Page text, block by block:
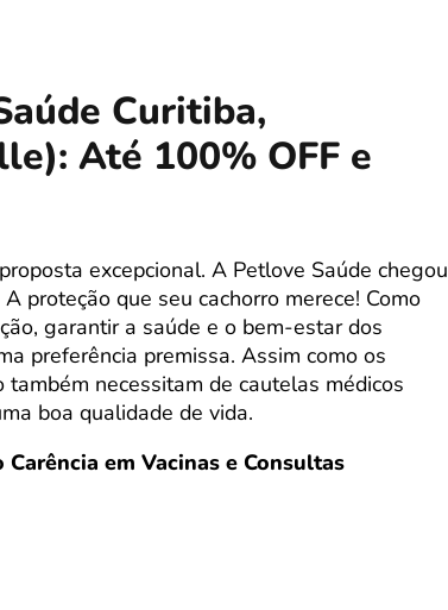
Curitiba,
Até 100% OFF e
excepcional. A Petlove Saúde chegou
proteção que seu cachorro merece! Como
garantir a saúde e o bem-estar dos
preferência premissa. Assim como os
necessitam de cautelas médicos
boa qualidade de vida.
em Vacinas e Consultas